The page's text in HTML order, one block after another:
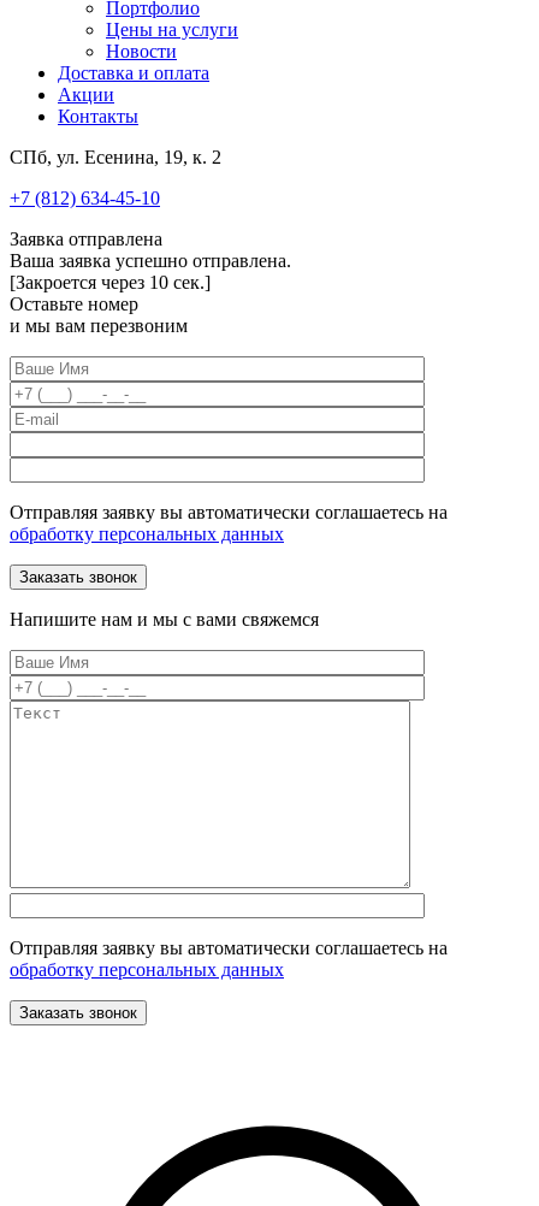
Портфолио
Цены на услуги
Новости
Доставка и оплата
Акции
Контакты
СПб, ул. Есенина, 19, к. 2
+7 (812) 634-45-10
Заявка отправлена
Ваша заявка успешно отправлена.
[Закроется через 10 сек.]
Оставьте номер
и мы вам перезвоним
Отправляя заявку вы автоматически соглашаетесь на
обработку персональных данных
Напишите нам и мы с вами свяжемся
Отправляя заявку вы автоматически соглашаетесь на
обработку персональных данных